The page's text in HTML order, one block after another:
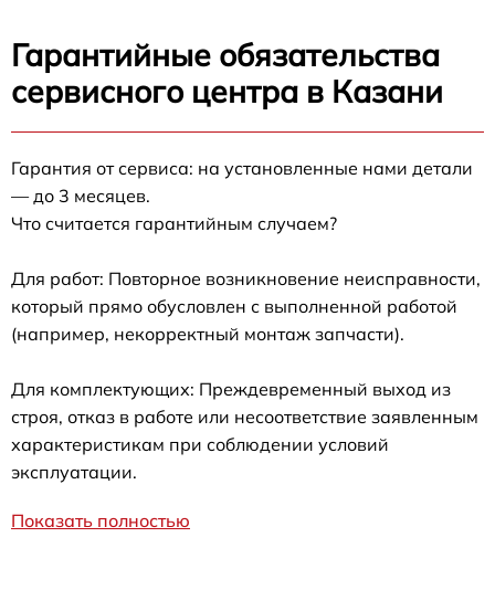
Гарантийные обязательства
сервисного центра в Казани
Гарантия от сервиса: на установленные нами детали
— до 3 месяцев.
Что считается гарантийным случаем?
Для работ: Повторное возникновение неисправности,
который прямо обусловлен с выполненной работой
(например, некорректный монтаж запчасти).
Для комплектующих: Преждевременный выход из
строя, отказ в работе или несоответствие заявленным
характеристикам при соблюдении условий
эксплуатации.
Показать полностью